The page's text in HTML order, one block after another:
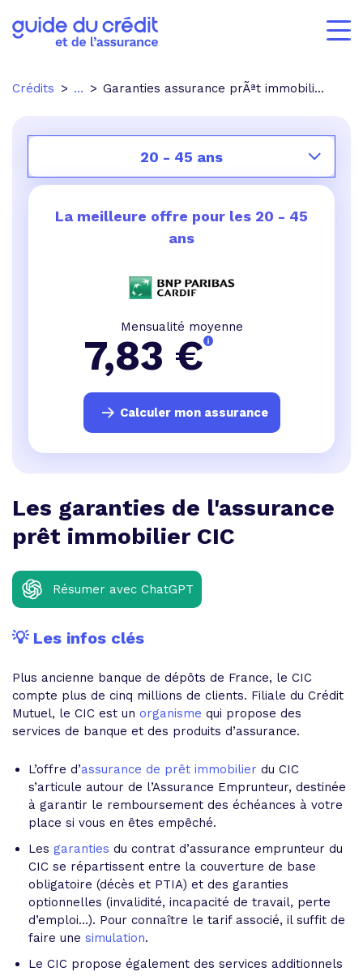
Crédits ... Garanties assurance prÃªt immobilier CIC
20 - 45 ans
La meilleure offre pour les 20 - 45
ans
Mensualité moyenne
7,83 €
Calculer mon assurance
Les garanties de l'assurance
prêt immobilier CIC
Résumer avec ChatGPT
💡 Les infos clés
Plus ancienne banque de dépôts de France, le CIC
compte plus de cinq millions de clients. Filiale du Crédit
Mutuel, le CIC est un organisme qui propose des
services de banque et des produits d’assurance.
L’offre d’assurance de prêt immobilier du CIC
s’articule autour de l’Assurance Emprunteur, destinée
à garantir le remboursement des échéances à votre
place si vous en êtes empêché.
Les garanties du contrat d’assurance emprunteur du
CIC se répartissent entre la couverture de base
obligatoire (décès et PTIA) et des garanties
optionnelles (invalidité, incapacité de travail, perte
d’emploi…). Pour connaître le tarif associé, il suffit de
faire une simulation.
Le CIC propose également des services additionnels